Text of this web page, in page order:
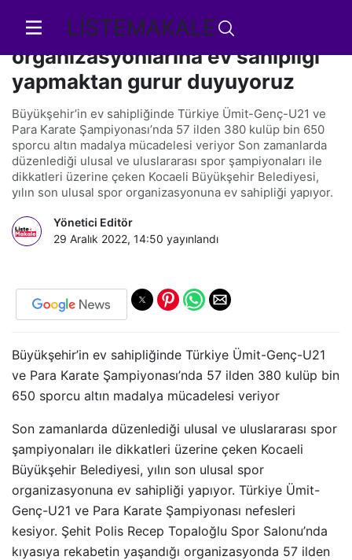
LİSTEMAKALE
Çakmak: Spor
organizasyonlarına ev sahipliği
yapmaktan gurur duyuyoruz
Büyükşehir’in ev sahipliğinde Türkiye Ümit-Genç-U21 ve
Para Karate Şampiyonası’nda 57 ilden 380 kulüp bin 650
sporcu altın madalya mücadelesi veriyor Son zamanlarda
düzenlediği ulusal ve uluslararası spor şampiyonaları ile
dikkatleri üzerine çeken Kocaeli Büyükşehir Belediyesi,
yılın son ulusal spor organizasyonuna ev sahipliği yapıyor.
Yönetici Editör
29 Aralık 2022, 14:50 yayınlandı
Büyükşehir’in ev sahipliğinde Türkiye Ümit-Genç-U21
ve Para Karate Şampiyonası’nda 57 ilden 380 kulüp bin
650 sporcu altın madalya mücadelesi veriyor
Son zamanlarda düzenlediği ulusal ve uluslararası spor
şampiyonaları ile dikkatleri üzerine çeken Kocaeli
Büyükşehir Belediyesi, yılın son ulusal spor
organizasyonuna ev sahipliği yapıyor. Türkiye Ümit-
Genç-U21 ve Para Karate Şampiyonası nefesleri
kesiyor. Şehit Polis Recep Topaloğlu Spor Salonu’nda
kıyasıya rekabetin yaşandığı organizasyonda 57 ilden